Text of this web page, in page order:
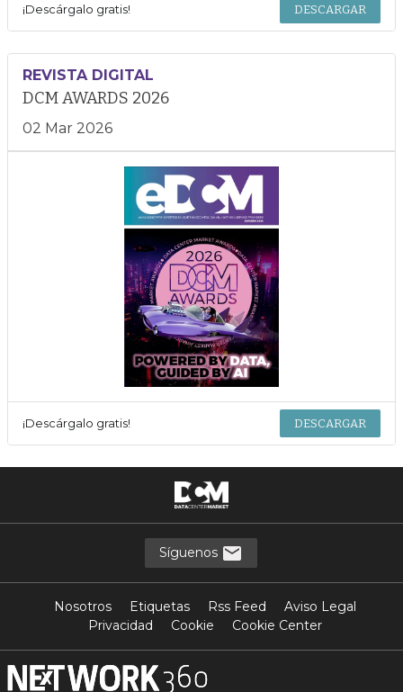
¡Descárgalo gratis! DESCARGAR
REVISTA DIGITAL
DCM AWARDS 2026
02 Mar 2026
¡Descárgalo gratis! DESCARGAR
Síguenos
Nosotros Etiquetas Rss Feed
Aviso Legal
Privacidad
Cookie Cookie Center